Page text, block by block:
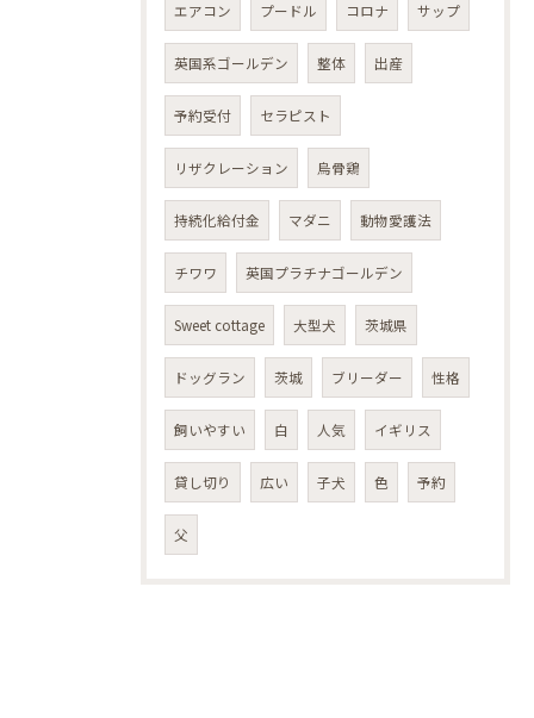
エアコン プードル コロナ サップ
英国系ゴールデン 整体 出産
予約受付 セラピスト
リザクレーション 烏骨鶏
持続化給付金 マダニ 動物愛護法
チワワ 英国プラチナゴールデン
Sweet cottage 大型犬 茨城県
ドッグラン 茨城 ブリーダー 性格
飼いやすい 白 人気 イギリス
貸し切り 広い 子犬 色 予約
父